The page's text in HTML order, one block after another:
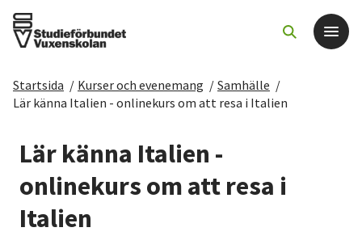
Det här gör vi
För dig som
Sök kurser och evenemang
Startsida / Kurser och evenemang / Samhälle /
Lär känna Italien - onlinekurs om att resa i Italien
Lär känna Italien -
onlinekurs om att resa i
Italien